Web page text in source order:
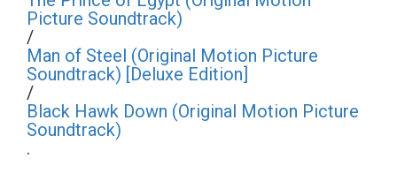
Picture Soundtrack)
/
Man of Steel (Original Motion Picture
Soundtrack) [Deluxe Edition]
/
Black Hawk Down (Original Motion Picture
Soundtrack)
.